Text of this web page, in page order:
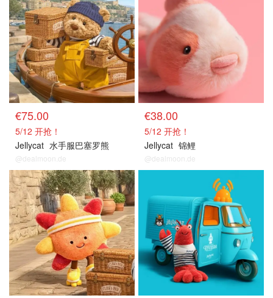
€75.00
5/12 开抢！
Jellycat 水手服巴塞罗熊
@dealmoon.de
€38.00
5/12 开抢！
Jellycat 锦鲤
@dealmoon.de
新品上架